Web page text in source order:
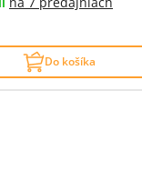
Do košíka